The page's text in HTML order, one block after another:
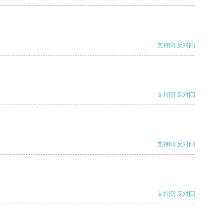
支持[0] 反对[0]
支持[0] 反对[0]
支持[0] 反对[0]
支持[0] 反对[0]